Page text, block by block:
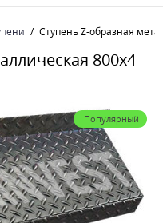
Ступень Z-образная
800x4
Популярный